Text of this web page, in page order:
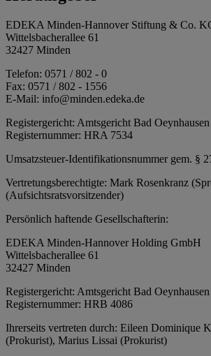
EDEKA Minden-Hannover Stiftung & Co.
Wittelsbacherallee 61
32427 Minden
Telefon: 0571 / 802 - 0
Fax: 0571 / 802 - 1556
E-Mail: info@minden.edeka.de
Registergericht: Amtsgericht Bad Oeynhausen
Registernummer: HRA 7534
Umsatzsteuer-Identifikationsnummer gem. §
Vertretungsberechtigte: Mark Rosenkranz
(Aufsichtsratsvorsitzender)
Persönlich haftende Gesellschafterin:
EDEKA Minden-Hannover Holding GmbH
Wittelsbacherallee 61
32427 Minden
Registergericht: Amtsgericht Bad Oeynhausen
Registernummer: HRB 4086
Ihrerseits vertreten durch: Eileen Dominique
(Prokurist), Marius Lissai (Prokurist)